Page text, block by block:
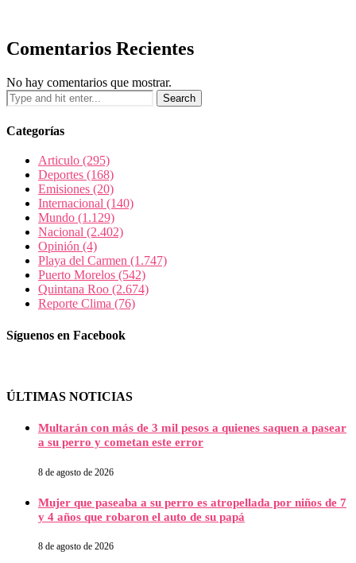
Comentarios Recientes
No hay comentarios que mostrar.
Categorías
Articulo (295)
Deportes (168)
Emisiones (20)
Internacional (140)
Mundo (1.129)
Nacional (2.402)
Opinión (4)
Playa del Carmen (1.747)
Puerto Morelos (542)
Quintana Roo (2.674)
Reporte Clima (76)
Síguenos en Facebook
ÚLTIMAS NOTICIAS
Multarán con más de 3 mil pesos a quienes saquen a pasear
a su perro y cometan este error
8 de agosto de 2026
Mujer que paseaba a su perro es atropellada por niños de 7
y 4 años que robaron el auto de su papá
8 de agosto de 2026